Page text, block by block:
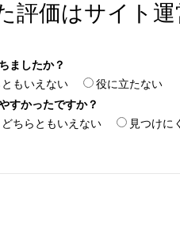
評価はサイト
ましたか？
ともいえない
役に立たない
すかったですか？
どちらともいえない 見つけに